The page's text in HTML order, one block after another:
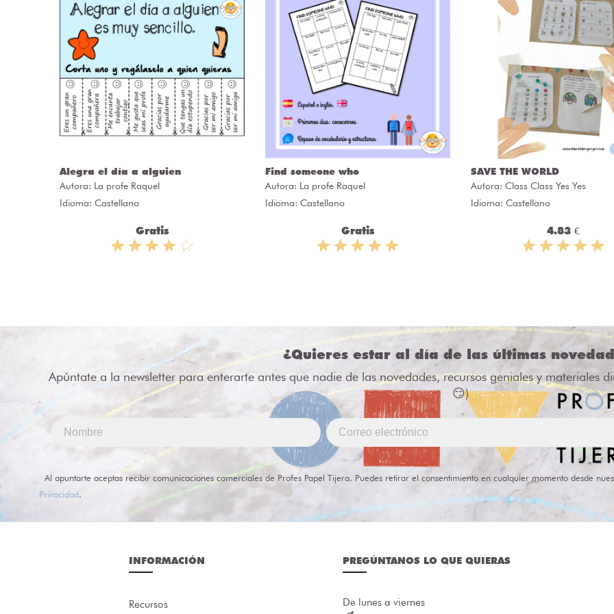
Alegra el día a alguien
Autora: La profe Raquel
Idioma: Castellano
Gratis
Find someone who
Autora: La profe Raquel
Idioma: Castellano
Gratis
SAVE THE WORLD
Autora: Class Class Yes Yes
Idioma: Castellano
4.83 €
¿Quieres estar al día de las últimas
Apúntate a la newsletter para enterarte antes que nadie de las novedades, recursos geniales y materiales
😏)
Al apuntarte aceptas recibir comunicaciones comerciales de Profes Papel Tijera. Puedes retirar el consentimiento en cualquier momento desde
Privacidad.
INFORMACIÓN
Recursos
PREGÚNTANOS LO QUE QUIERAS
De lunes a viernes